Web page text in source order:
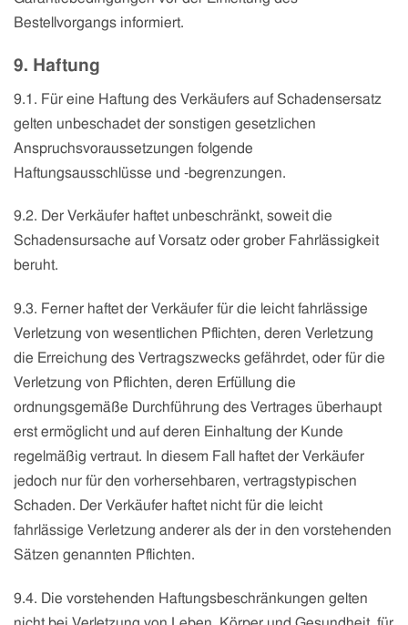
Bestellvorgangs informiert.
9. Haftung
9.1. Für eine Haftung des Verkäufers auf Schadensersatz
gelten unbeschadet der sonstigen gesetzlichen
Anspruchsvoraussetzungen folgende
Haftungsausschlüsse und -begrenzungen.
9.2. Der Verkäufer haftet unbeschränkt, soweit die
Schadensursache auf Vorsatz oder grober Fahrlässigkeit
beruht.
9.3. Ferner haftet der Verkäufer für die leicht fahrlässige
Verletzung von wesentlichen Pflichten, deren Verletzung
die Erreichung des Vertragszwecks gefährdet, oder für die
Verletzung von Pflichten, deren Erfüllung die
ordnungsgemäße Durchführung des Vertrages überhaupt
erst ermöglicht und auf deren Einhaltung der Kunde
regelmäßig vertraut. In diesem Fall haftet der Verkäufer
jedoch nur für den vorhersehbaren, vertragstypischen
Schaden. Der Verkäufer haftet nicht für die leicht
fahrlässige Verletzung anderer als der in den vorstehenden
Sätzen genannten Pflichten.
9.4. Die vorstehenden Haftungsbeschränkungen gelten